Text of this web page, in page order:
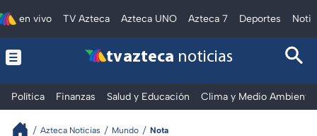
en vivo TV Azteca Azteca UNO Azteca 7 Deportes
tv azteca noticias
Política Finanzas Salud y Educación Clima y Medio Ambiente
Azteca Noticias Mundo Nota